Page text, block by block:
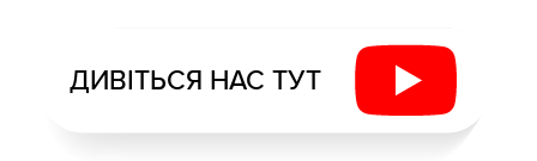
ДИВІТЬСЯ НАС ТУТ